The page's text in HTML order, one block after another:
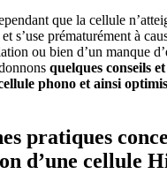
que la cellule
s’use prématurément à
ou bien d’un manque
quelques conseils
phono et ainsi
pratiques
d’une cellule